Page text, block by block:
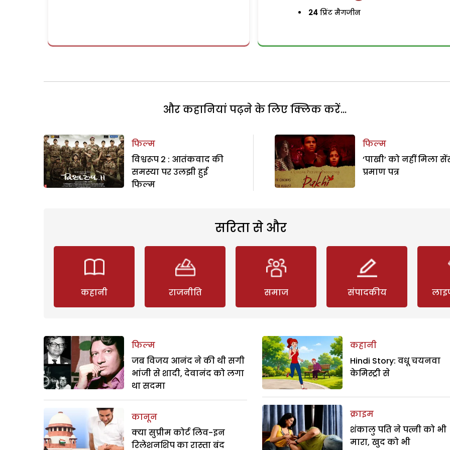
24 प्रिंट मैगजीन
और कहानियां पढ़ने के लिए क्लिक करें...
फिल्म
विश्वरूप 2 : आतंकवाद की
समस्या पर उलझी हुई
फिल्म
फिल्म
‘पाखी’ को नहीं मिला
प्रमाण पत्र
सरिता से और
कहानी राजनीति समाज संपादकीय
फिल्म
जब विजय आनंद ने की थी सगी
भांजी से शादी, देवानंद को लगा
था सदमा
कानून
क्या सुप्रीम कोर्ट लिव-इन
रिलेशनशिप का रास्ता बंद
कहानी
Hindi Story: वधू चयनवा
केमिस्ट्री से
क्राइम
शंकालु पति ने पत्नी को भी
मारा, खुद को भी